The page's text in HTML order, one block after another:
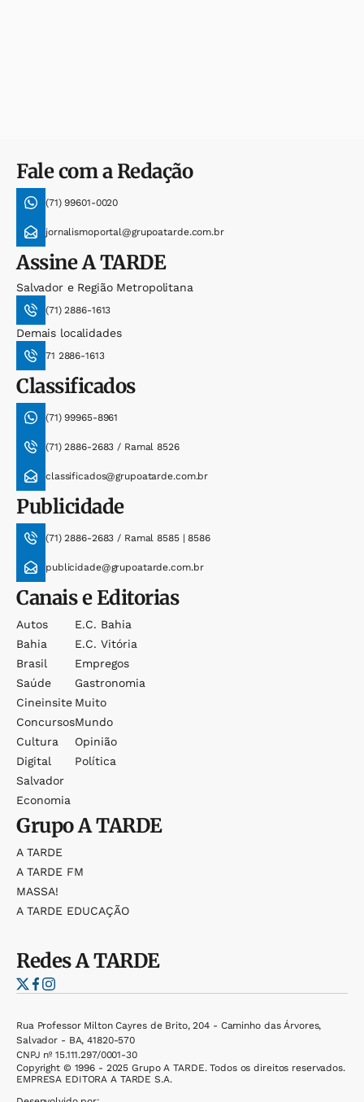
Fale com a Redação
(71) 99601-0020
jornalismoportal@grupoatarde.com.br
AssineA TARDE
Salvador e Região Metropolitana
(71) 2886-1613
Demais localidades
71 2886-1613
Classificados
(71) 99965-8961
(71) 2886-2683 / Ramal 8526
classificados@grupoatarde.com.br
Publicidade
(71) 2886-2683 / Ramal 8585 | 8586
publicidade@grupoatarde.com.br
Canais e Editorias
Autos
Bahia
Brasil
Saúde
Cineinsite
Concursos
Cultura
Digital
Salvador
Economia
E.c. Bahia
E.c. Vitória
Empregos
Gastronomia
Muito
Mundo
Opinião
Política
GrupoA TARDE
A TARDE
A TARDE FM
MASSA!
A TARDE EDUCAÇÃO
RedesA TARDE
Rua Professor Milton Cayres de Brito, 204 - Caminho das Árvores,
Salvador - BA, 41820-570
CNPJ nº 15.111.297/0001-30
Copyright © 1996 - 2025 Grupo A TARDE. Todos os direitos reservados.
EMPRESA EDITORA A TARDE S.A.